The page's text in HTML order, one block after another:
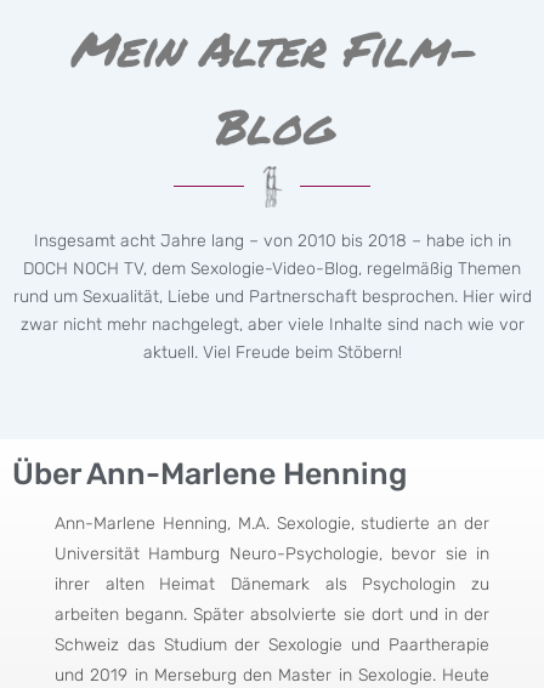
Mein Alter Film-
Blog
Insgesamt acht Jahre lang – von 2010 bis 2018 – habe ich in
DOCH NOCH TV, dem Sexologie-Video-Blog, regelmäßig Themen
rund um Sexualität, Liebe und Partnerschaft besprochen. Hier wird
zwar nicht mehr nachgelegt, aber viele Inhalte sind nach wie vor
aktuell. Viel Freude beim Stöbern!
Über Ann-Marlene Henning
Ann-Marlene Henning, M.A. Sexologie, studierte an der
Universität Hamburg Neuro-Psychologie, bevor sie in
ihrer alten Heimat Dänemark als Psychologin zu
arbeiten begann. Später absolvierte sie dort und in der
Schweiz das Studium der Sexologie und Paartherapie
und 2019 in Merseburg den Master in Sexologie. Heute